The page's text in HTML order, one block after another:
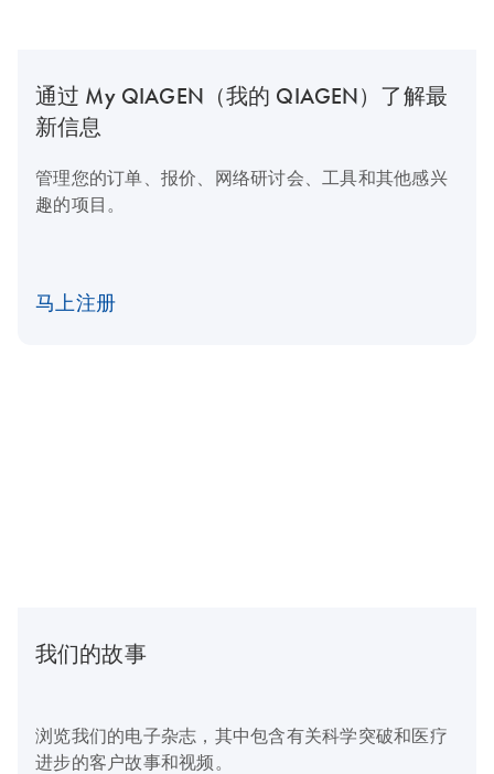
通过 My QIAGEN（我的 QIAGEN）了解最
新信息
管理您的订单、报价、网络研讨会、工具和其他感兴
趣的项目。
马上注册
我们的故事
浏览我们的电子杂志，其中包含有关科学突破和医疗
进步的客户故事和视频。